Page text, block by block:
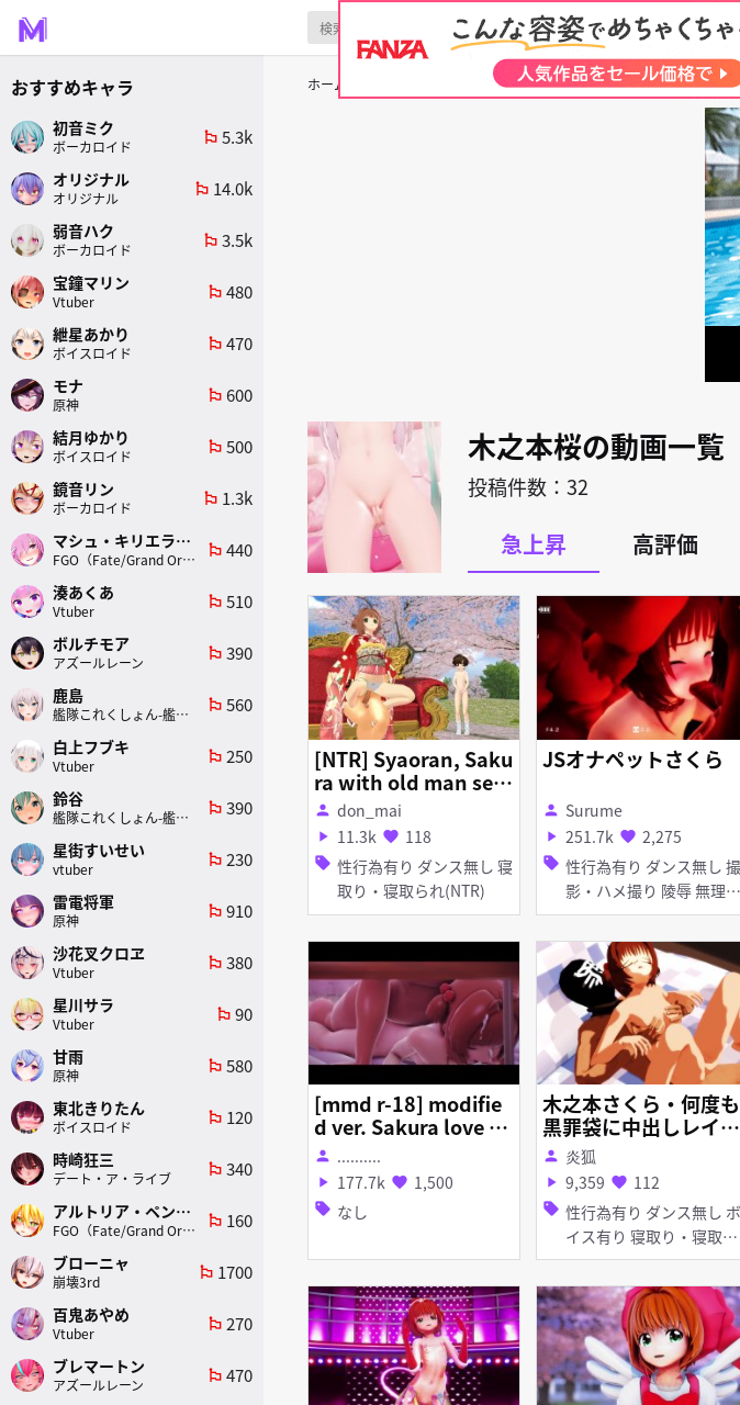
ホーム カードキャプターさくら 木之本桜
木之本桜の動画一覧
投稿件数：32
急上昇 高評価
[NTR] Syaoran, Saku
ra with old man sex
(part 2)
person don_mai
play_arrow 11.3k favorite 118
sell 性行為有り ダンス無し 寝
取り・寝取られ(NTR)
JSオナペットさくら
person Surume
play_arrow 251.7k favorite 2,275
sell 性行為有り ダンス無し 撮
影・ハメ撮り 陵辱 無理や
り 貧乳 ぷに イラマチオ
口内射精 ディープスロー
ト フェラ 輪姦
[mmd r-18] modifie
d ver. Sakura love m
e if you can
person ..........
play_arrow 177.7k favorite 1,500
sell なし
木之本さくら・何度も
黒罪袋に中出しレイプ
される！『小狼くん…
ごめんね…』
person 炎狐
play_arrow 9,359 favorite 112
sell 性行為有り ダンス無し ボ
イス有り 寝取り・寝取ら
れ(NTR) 陵辱 無理やり 淫
乱 貧乳 ぷに アナル責め
フェラ
おすすめキャラ
初音ミク
ボーカロイド
emoji_flags 5.3k
オリジナル
オリジナル
emoji_flags 14.0k
弱音ハク
ボーカロイド
emoji_flags 3.5k
宝鐘マリン
Vtuber
emoji_flags 480
紲星あかり
ボイスロイド
emoji_flags 470
モナ
原神
emoji_flags 600
結月ゆかり
ボイスロイド
emoji_flags 500
鏡音リン
ボーカロイド
emoji_flags 1.3k
マシュ・キリエライト
FGO（Fate/Grand Order）
emoji_flags 440
湊あくあ
Vtuber
emoji_flags 510
ボルチモア
アズールレーン
emoji_flags 390
鹿島
艦隊これくしょん-艦これ-
emoji_flags 560
白上フブキ
Vtuber
emoji_flags 250
鈴谷
艦隊これくしょん-艦これ-
emoji_flags 390
星街すいせい
vtuber
emoji_flags 230
雷電将軍
原神
emoji_flags 910
沙花叉クロヱ
Vtuber
emoji_flags 380
星川サラ
Vtuber
emoji_flags 90
甘雨
原神
emoji_flags 580
東北きりたん
ボイスロイド
emoji_flags 120
時崎狂三
デート・ア・ライブ
emoji_flags 340
アルトリア・ペンドラゴン(ランサー)
FGO（Fate/Grand Order）
emoji_flags 160
ブローニャ
崩壊3rd
emoji_flags 1700
百鬼あやめ
Vtuber
emoji_flags 270
ブレマートン
アズールレーン
emoji_flags 470